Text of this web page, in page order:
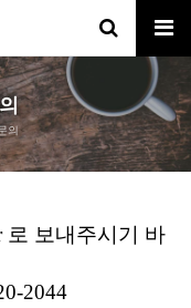
의
로 보내주시기 바
2044